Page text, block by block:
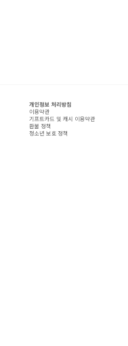
개인정보 처리방침
이용약관
기프트카드 및 캐시 이용약관
환불 정책
청소년 보호 정책